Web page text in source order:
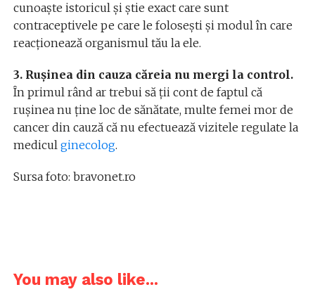
cunoaște istoricul și știe exact care sunt
contraceptivele pe care le folosești și modul în care
reacționează organismul tău la ele.
3. Rușinea din cauza căreia nu mergi la control.
În primul rând ar trebui să ții cont de faptul că
rușinea nu ține loc de sănătate, multe femei mor de
cancer din cauză că nu efectuează vizitele regulate la
medicul ginecolog.
Sursa foto: bravonet.ro
You may also like...